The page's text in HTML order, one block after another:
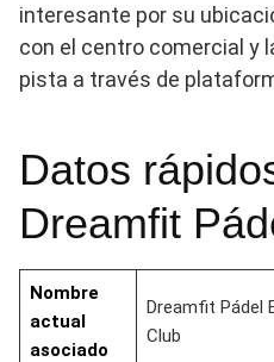
interesante por su
con el centro comercial y
pista a través de
Datos
Dreamfit
Nombre
actual
asociado
Dreamfit Pádel
Club